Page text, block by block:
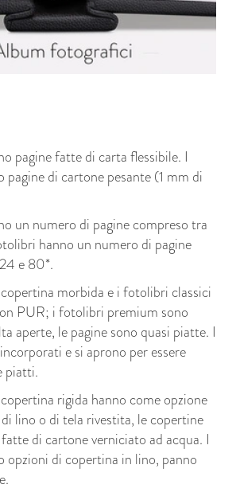
pagine fatte di carta flessibile. I
di cartone pesante (1 mm di
un numero di pagine compreso tra
hanno un numero di pagine
e 80*.
morbida e i fotolibri classici
PUR; i fotolibri premium sono
aperte, le pagine sono quasi piatte. I
e si aprono per essere
piatti.
rigida hanno come opzione
lino o di tela rivestita, le copertine
di cartone verniciato ad acqua. I
opzioni di copertina in lino, panno